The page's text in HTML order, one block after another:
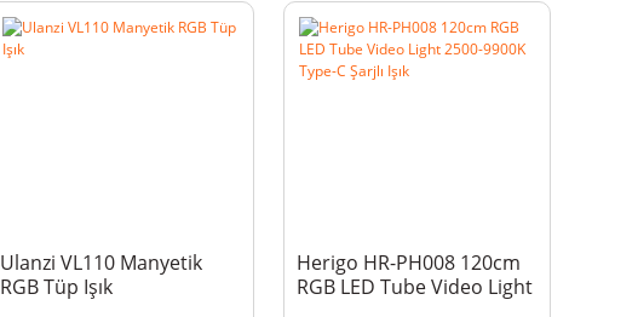
Ulanzi VL110 Manyetik
RGB Tüp Işık
Herigo HR-PH008 120cm
RGB LED Tube Video Light